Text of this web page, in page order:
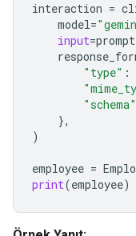
interaction =
model=
input=prompt
"type" :
"schema"
},
)
employee =
print(employee)